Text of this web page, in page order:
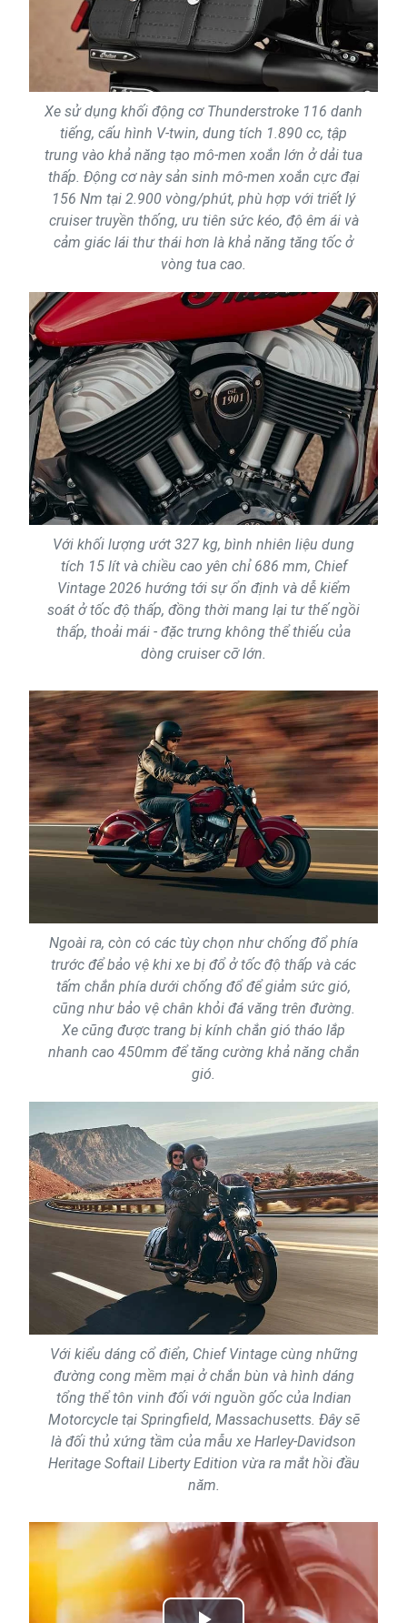
Xe sử dụng khối động cơ Thunderstroke 116 danh
tiếng, cấu hình V-twin, dung tích 1.890 cc, tập
trung vào khả năng tạo mô-men xoắn lớn ở dải tua
thấp. Động cơ này sản sinh mô-men xoắn cực đại
156 Nm tại 2.900 vòng/phút, phù hợp với triết lý
cruiser truyền thống, ưu tiên sức kéo, độ êm ái và
cảm giác lái thư thái hơn là khả năng tăng tốc ở
vòng tua cao.
Với khối lượng ướt 327 kg, bình nhiên liệu dung
tích 15 lít và chiều cao yên chỉ 686 mm, Chief
Vintage 2026 hướng tới sự ổn định và dễ kiểm
soát ở tốc độ thấp, đồng thời mang lại tư thế ngồi
thấp, thoải mái - đặc trưng không thể thiếu của
dòng cruiser cỡ lớn.
Ngoài ra, còn có các tùy chọn như chống đổ phía
trước để bảo vệ khi xe bị đổ ở tốc độ thấp và các
tấm chắn phía dưới chống đổ để giảm sức gió,
cũng như bảo vệ chân khỏi đá văng trên đường.
Xe cũng được trang bị kính chắn gió tháo lắp
nhanh cao 450mm để tăng cường khả năng chắn
gió.
Với kiểu dáng cổ điển, Chief Vintage cùng những
đường cong mềm mại ở chắn bùn và hình dáng
tổng thể tôn vinh đối với nguồn gốc của Indian
Motorcycle tại Springfield, Massachusetts. Đây sẽ
là đối thủ xứng tầm của mẫu xe Harley-Davidson
Heritage Softail Liberty Edition vừa ra mắt hồi đầu
năm.